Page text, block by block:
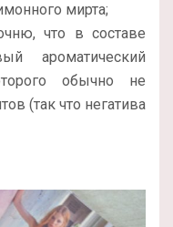
мирта;
что в составе
ароматический
обычно не
(так что негатива